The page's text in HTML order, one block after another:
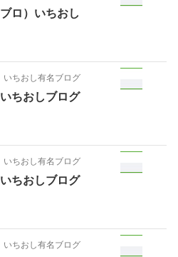
ロ）いちおし
いちおし有名ブログ
ちおしブログ
いちおし有名ブログ
ちおしブログ
いちおし有名ブログ